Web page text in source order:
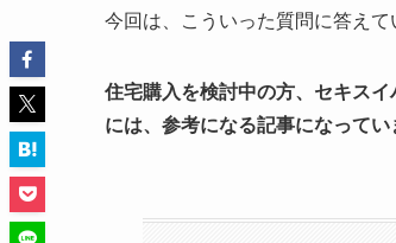
今回は、こういった質問に答えて
住宅購入を検討中の方、セキス
には、参考になる記事になってい